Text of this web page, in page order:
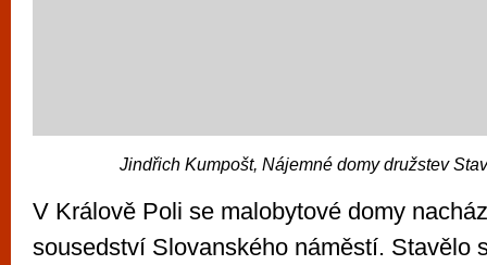
Jindřich Kumpošt, Nájemné domy družstev
V Králově Poli se malobytové domy
sousedství Slovanského náměstí. Stavělo